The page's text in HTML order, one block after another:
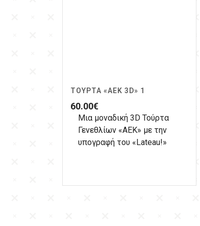
ΤΟΎΡΤΑ «ΑΕΚ 3D» 1
60.00€
Μια μοναδική 3D Τούρτα
Γενεθλίων «ΑΕΚ» με την
υπογραφή του «Lateau!»